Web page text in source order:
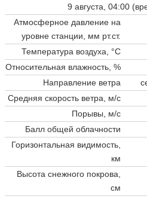
9 августа, 04:00
Атмосферное давление на
уровне станции, мм рт.ст.
Температура воздуха, °C
Относительная влажность, %
Направление ветра
Средняя скорость ветра, м/с
Порывы, м/с
Балл общей облачности
Горизонтальная видимость,
км
Высота снежного покрова,
см